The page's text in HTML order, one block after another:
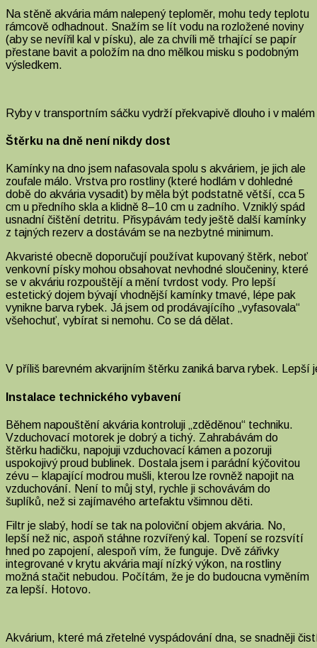
Na stěně akvária mám nalepený teploměr, mohu tedy teplotu
rámcově odhadnout. Snažím se lít vodu na rozložené noviny
(aby se nevířil kal v písku), ale za chvíli mě trhající se papír
přestane bavit a položím na dno mělkou misku s podobným
výsledkem.
Ryby v transportním sáčku vydrží překvapivě dlouho i v
Štěrku na dně není nikdy dost
Kamínky na dno jsem nafasovala spolu s akváriem, je jich ale
zoufale málo. Vrstva pro rostliny (které hodlám v dohledné
době do akvária vysadit) by měla být podstatně větší, cca 5
cm u předního skla a klidně 8–10 cm u zadního. Vzniklý spád
usnadní čištění detritu. Přisypávám tedy ještě další kamínky
z tajných rezerv a dostávám se na nezbytné minimum.
Akvaristé obecně doporučují používat kupovaný štěrk, neboť
venkovní písky mohou obsahovat nevhodné sloučeniny, které
se v akváriu rozpouštějí a mění tvrdost vody. Pro lepší
estetický dojem bývají vhodnější kamínky tmavé, lépe pak
vynikne barva rybek. Já jsem od prodávajícího „vyfasovala“
všehochuť, vybírat si nemohu. Co se dá dělat.
V příliš barevném akvarijním štěrku zaniká barva rybek. Lepší
Instalace technického vybavení
Během napouštění akvária kontroluji „zděděnou“ techniku.
Vzduchovací motorek je dobrý a tichý. Zahrabávám do
štěrku hadičku, napojuji vzduchovací kámen a pozoruji
uspokojivý proud bublinek. Dostala jsem i parádní kýčovitou
zévu – klapající modrou mušli, kterou lze rovněž napojit na
vzduchování. Není to můj styl, rychle ji schovávám do
šuplíků, než si zajímavého artefaktu všimnou děti.
Filtr je slabý, hodí se tak na poloviční objem akvária. No,
lepší než nic, aspoň stáhne rozvířený kal. Topení se rozsvítí
hned po zapojení, alespoň vím, že funguje. Dvě zářivky
integrované v krytu akvária mají nízký výkon, na rostliny
možná stačit nebudou. Počítám, že je do budoucna vyměním
za lepší. Hotovo.
Akvárium, které má zřetelné vyspádování dna, se snadněji